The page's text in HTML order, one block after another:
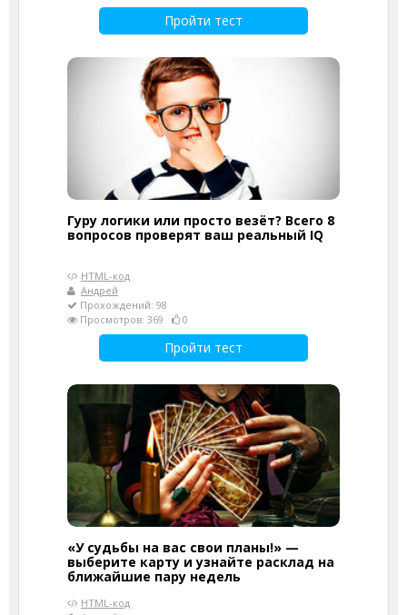
Пройти тест
Гуру логики или просто везёт? Всего 8
вопросов проверят ваш реальный IQ
HTML-код
Андрей
Прохождений: 98
Просмотров: 369
0
Пройти тест
«У судьбы на вас свои планы!» —
выберите карту и узнайте расклад на
ближайшие пару недель
HTML-код